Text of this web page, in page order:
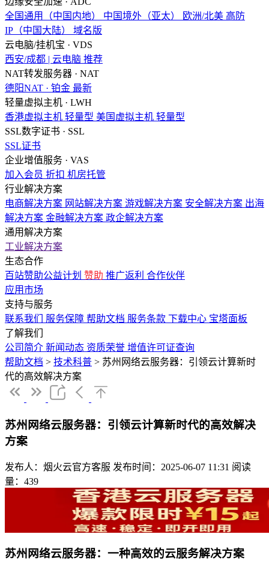
全国通用（中国内地）
中国境外（亚太） 欧洲/北美 高防
IP（中国大陆）
域名版
云电脑/挂机宝 · VDS
西安/成都 | 云电脑 推荐
NAT转发服务器 · NAT
德阳NAT · 铂金 最新
轻量虚拟主机 · LWH
香港虚拟主机 轻量型 美国虚拟主机 轻量型
SSL数字证书 · SSL
SSL证书
企业增值服务 · VAS
加入会员 折扣 机房托管
行业解决方案
电商解决方案 网站解决方案 游戏解决方案 安全解决方案 出海
解决方案 金融解决方案 政企解决方案
通用解决方案
工业解决方案
生态合作
百站赞助公益计划 赞助 推广返利 合作伙伴
应用市场
支持与服务
联系我们
服务保障 帮助文档 服务条款 下载中心 宝塔面板
了解我们
公司简介 新闻动态 资质荣誉 增值许可证查询
帮助文档 > 技术科普 > 苏州网络云服务器：引领云计算新时
代的高效解决方案
苏州网络云服务器：引领云计算新时代的高效解决
方案
发布人：烟火云官方客服 发布时间：2025-06-07 11:31 阅读
量：439
苏州网络云服务器：一种高效的云服务解决方案